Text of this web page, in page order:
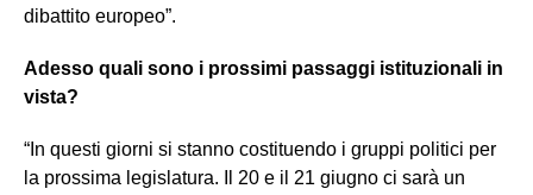
dibattito europeo”.
Adesso quali sono i prossimi passaggi istituzionali in
vista?
“In questi giorni si stanno costituendo i gruppi politici per
la prossima legislatura. Il 20 e il 21 giugno ci sarà un